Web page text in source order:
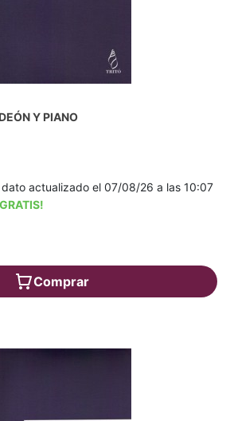
Y PIANO
dato actualizado el 07/08/26 a las 10:07
Comprar